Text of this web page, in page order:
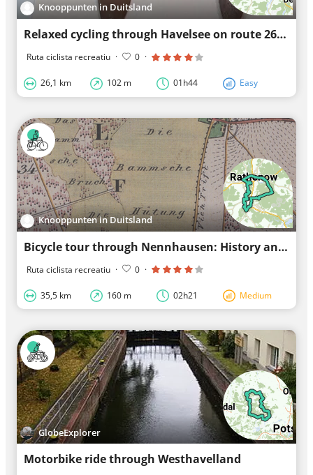
Knooppunten in Duitsland
Relaxed cycling through Havelsee on route 26.1 km
Ruta ciclista recreatiu · 0 ·
26,1 km 102 m 01h44 Easy
Knooppunten in Duitsland
Bicycle tour through Nennhausen: History and Nature
Ruta ciclista recreatiu · 0 ·
35,5 km 160 m 02h21 Medium
GlobeExplorer
Motorbike ride through Westhavelland